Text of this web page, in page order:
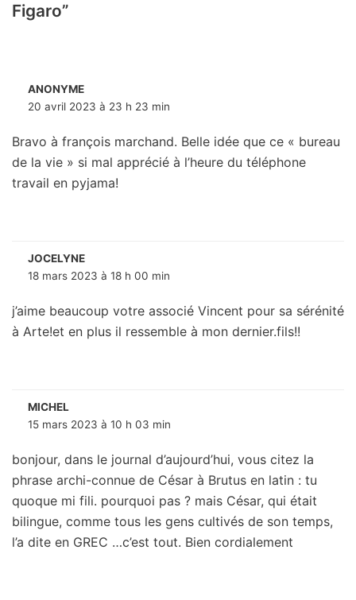
Figaro”
ANONYME
20 avril 2023 à 23 h 23 min
Bravo à françois marchand. Belle idée que ce « bureau
de la vie » si mal apprécié à l’heure du téléphone
travail en pyjama!
JOCELYNE
18 mars 2023 à 18 h 00 min
j’aime beaucoup votre associé Vincent pour sa sérénité
à Arte!et en plus il ressemble à mon dernier.fils!!
MICHEL
15 mars 2023 à 10 h 03 min
bonjour, dans le journal d’aujourd’hui, vous citez la
phrase archi-connue de César à Brutus en latin : tu
quoque mi fili. pourquoi pas ? mais César, qui était
bilingue, comme tous les gens cultivés de son temps,
l’a dite en GREC …c’est tout. Bien cordialement